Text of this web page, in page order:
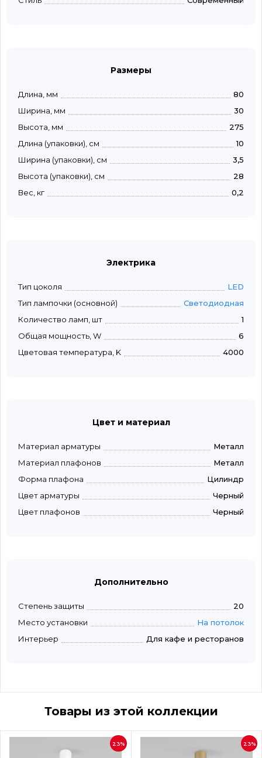
Размеры
Длина, мм
80
Ширина, мм
30
Высота, мм
275
Длина (упаковки), см
10
Ширина (упаковки), см
3,5
Высота (упаковки), см
28
Вес, кг
0,2
Электрика
Тип цоколя
LED
Тип лампочки (основной)
Светодиодная
Количество ламп, шт
1
Общая мощность, W
6
Цветовая температура, K
4000
Цвет и материал
Материал арматуры
Металл
Материал плафонов
Металл
Форма плафона
Цилиндр
Цвет арматуры
Черный
Цвет плафонов
Черный
Дополнительно
Степень защиты
20
Место установки
На потолок
Интерьер
Для кафе и ресторанов
Товары из этой коллекции
23% 23%